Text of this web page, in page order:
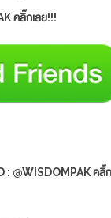
คลิ๊กเลย!!!
: @WISDOMPAK คลิ๊